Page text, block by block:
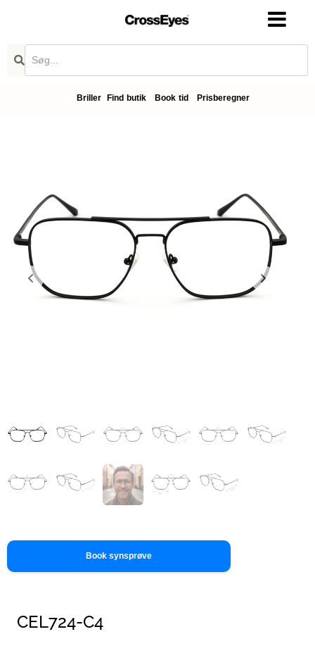
Briller Find butik Book tid Prisberegner
Book synsprøve
CEL724-C4